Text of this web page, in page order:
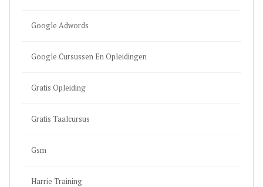
Google Adwords
Google Cursussen En Opleidingen
Gratis Opleiding
Gratis Taalcursus
Gsm
Harrie Training